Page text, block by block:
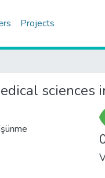
Projects
sciences